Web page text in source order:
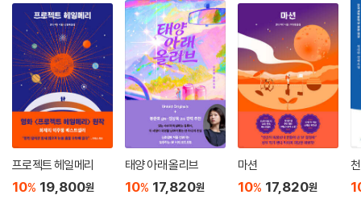
그렇기에 2020년 휴고상 단편 부문 수상작인 “S. L. 황”의 「내 마지막 기
억 삼아」를 첫 번째 수록작으로, 2020년 로커스상 단편 부문 최종 후보작
이자 휴고상?네뷸러상?세계환상문학상을 최초로 동시 수상한 “켄 리
우”의 최신작 「추모와 기도」를 두 번째 수록작으로, 마찬가지로 2020년
로커스상 단편 부문 최종 후보작이자 휴고상?네뷸러상?로커스상을 석권
한 “테드 창”의 최신작 「2059년에도 부유층 자녀들이 여전히 유리한 이
유」를 세 번째 수록작으로 선택했다.
첫 번째 수록작 「내 마지막 기억 삼아」의 세계관은 전쟁으로 폐허가 된 근
미래로, 주인공은 대량살상무기의 작동 암호를 몸 안에 이식한 한 소녀다.
문명 전체를 파괴할 수도 있는 무기를 사용하기 위해선 누군가가 소녀의
프로젝트 헤일메리
10% 19,800원
태양 아래 올리브
10% 17,820원
마션
10% 17,820원